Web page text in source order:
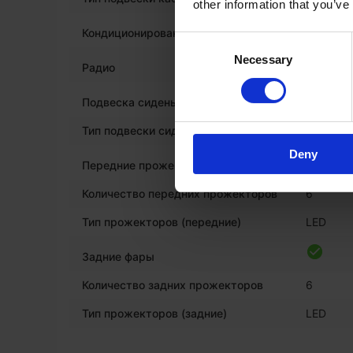
other information that
Necessary
Deny
Кондиционирование воздуха
Радио
Подвеска сиденья
Тип подвески сиденья
Передние прожекторы
Количество передних прожекторов 6
Тип прожекторов (передние) LED
Задние фары
Количество задних прожекторов 6
Тип прожекторов (задние) LED